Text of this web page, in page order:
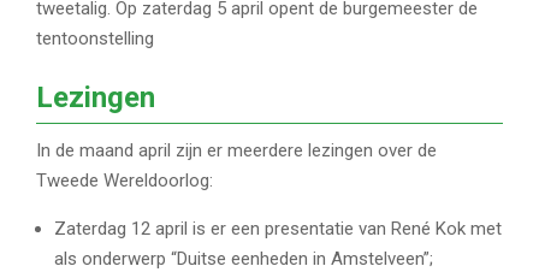
tweetalig. Op zaterdag 5 april opent de burgemeester de
tentoonstelling
Lezingen
In de maand april zijn er meerdere lezingen over de
Tweede Wereldoorlog:
Zaterdag 12 april is er een presentatie van René Kok met
als onderwerp “Duitse eenheden in Amstelveen”;